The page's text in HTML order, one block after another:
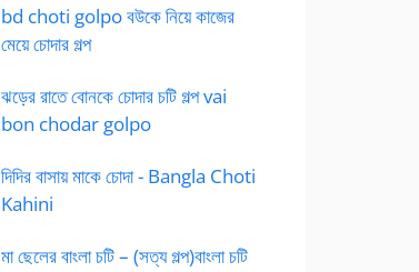
bd choti golpo বউকে নিয়ে কাজের
মেয়ে চোদার গল্প
ঝড়ের রাতে বোনকে চোদার চটি গল্প vai
bon chodar golpo
দিদির বাসায় মাকে চোদা - Bangla Choti
Kahini
মা ছেলের বাংলা চটি – (সত্য গল্প)বাংলা চটি